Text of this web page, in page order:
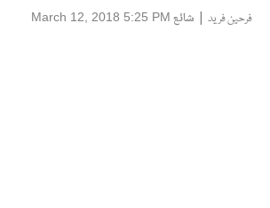
فرحین فرید | شائع March 12, 2018 5:25 PM